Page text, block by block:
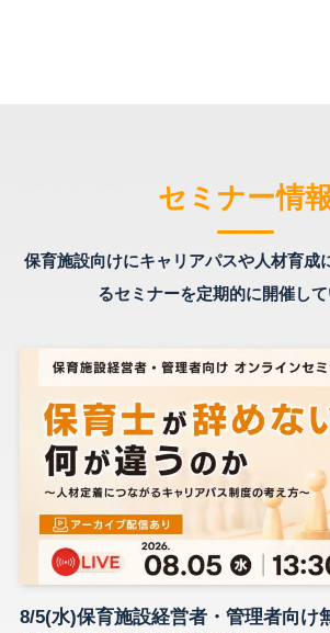
セミナー情報
保育施設向けにキャリアパスや人材育成
るセミナーを定期的に開催して
8/5(水)保育施設経営者・管理者向け